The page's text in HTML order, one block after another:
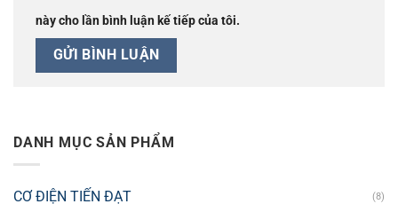
này cho lần bình luận kế tiếp của tôi.
DANH MỤC SẢN PHẨM
CƠ ĐIỆN TIẾN ĐẠT (8)